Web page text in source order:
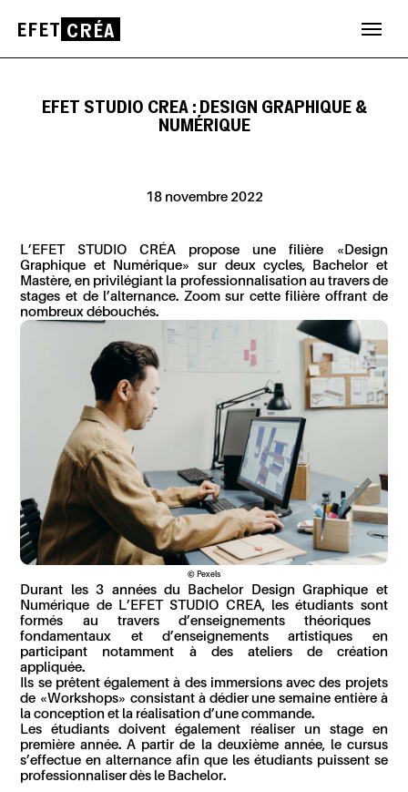
EFET STUDIO CREA : DESIGN GRAPHIQUE &
NUMÉRIQUE
18 novembre 2022
L’ EFET STUDIO CRÉA propose une filière
«Design
Graphique et Numérique»sur deux cycles, Bacheloret
Mastère, en privilégiant la professionnalisation au travers de
stages et de l’alternance. Zoom sur cette filière offrantde
nombreux débouchés.
© Pexels
Durant les 3 années du BachelorDesign Graphique et
Numérique de
L’EFET STUDIO CREA, les étudiants sont
formés au travers d’enseignements théoriques
fondamentaux et d’enseignements artistiques en
participant notamment à des ateliers de création
appliquée.
Ils se prêtent également à des immersions avec des projets
de «Workshops» consistant àdédier une semaine entière à
laconception et la réalisation d’une commande.
Les étudiants doivent également réaliser un stageen
première année. A partir de la deuxième année, le cursus
s’effectue en alternanceafinque les étudiants puissent se
professionnaliser dès le Bachelor.
EFET CRÉA